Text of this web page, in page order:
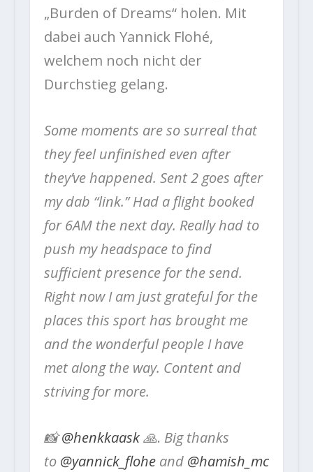
„Burden of Dreams“ holen. Mit
dabei auch Yannick Flohé,
welchem noch nicht der
Durchstieg gelang.
Some moments are so surreal that
they feel unfinished even after
they’ve happened. Sent 2 goes after
my dab “link.” Had a flight booked
for 6AM the next day. Really had to
push my headspace to find
sufficient presence for the send.
Right now I am just grateful for the
places this sport has brought me
and the wonderful people I have
met along the way. Content and
striving for more.
📸@henkkaask🙏. Big thanks
to @yannick_floheand @hamish_mc